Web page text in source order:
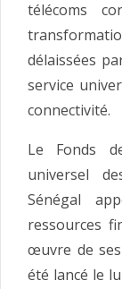
télécoms
délaissées
service
connectivité.
Le Fonds
universel
Sénégal
ressources
œuvre de
été lancé le